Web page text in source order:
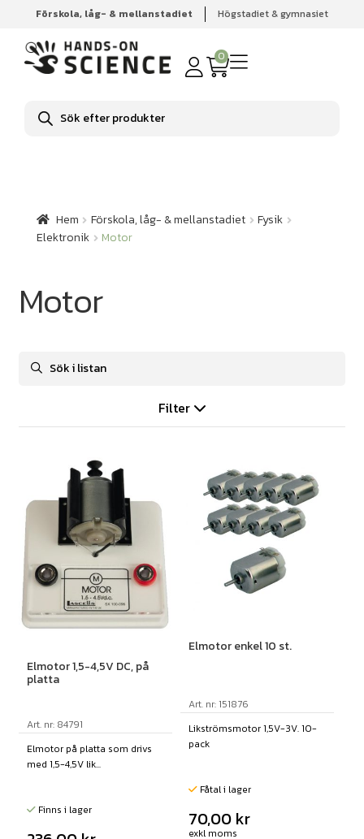
Förskola, låg- & mellanstadiet Högstadiet & gymnasiet
0
Produktsökning
Hem Förskola, låg- & mellanstadiet Fysik
Elektronik
Motor
Hem Förskola, låg- & mellanstadiet
Fysik
Elektronik
Motor
Motor
Filter
Elmotor 1,5-4,5V DC, på
platta
Art. nr: 84791
Elmotor på platta som drivs
med 1,5-4,5V lik...
Finns i lager
Elmotor enkel 10 st.
Art. nr: 151876
Likströmsmotor 1,5V-3V. 10-
pack
Fåtal i lager
70,00 kr
exkl moms